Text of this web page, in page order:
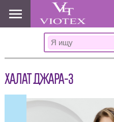
www.viotex37.ru
ХАЛАТ ДЖАРА-3